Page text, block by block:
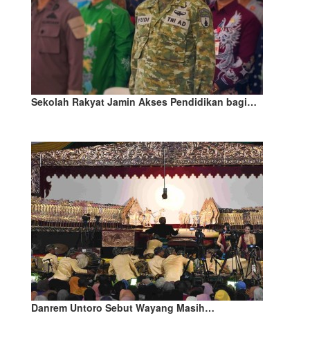
Sekolah Rakyat Jamin Akses Pendidikan bagi…
Danrem Untoro Sebut Wayang Masih…